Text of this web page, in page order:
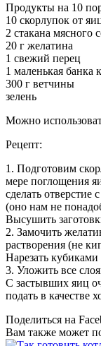
Продукты на 10
10 скорлупок от
2 стакана мясного
20 г желатина
1 свежий перец
1 маленькая банка
300 г ветчины
зелень
Можно
Рецепт:
1. Подготовим
мере поглощения
сделать
(оно нам не
Высушить
2. Замочить
растворения (не
Нарезать
3. Уложить все
С застывших яиц
подать в качестве
Поделиться на
Вам также может